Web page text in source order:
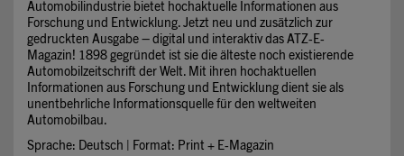
Automobilindustrie bietet hochaktuelle Informationen aus
Forschung und Entwicklung. Jetzt neu und zusätzlich zur
gedruckten Ausgabe – digital und interaktiv das ATZ-E-
Magazin! 1898 gegründet ist sie die älteste noch existierende
Automobilzeitschrift der Welt. Mit ihren hochaktuellen
Informationen aus Forschung und Entwicklung dient sie als
unentbehrliche Informationsquelle für den weltweiten
Automobilbau.
Sprache: Deutsch | Format: Print + E-Magazin